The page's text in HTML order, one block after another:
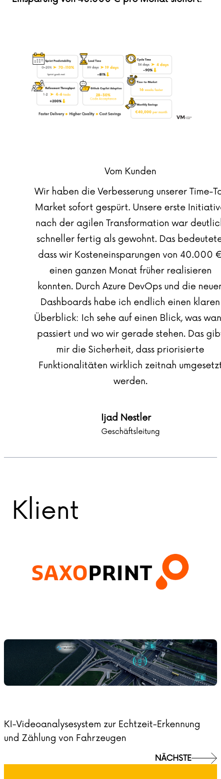
Vom Kunden
Wir haben die Verbesserung unserer Time-
Market sofort gespürt. Unsere erste
nach der agilen Transformation war
schneller fertig als gewohnt. Das
dass wir Kosteneinsparungen von 40.000
einen ganzen Monat früher realisieren
konnten. Durch Azure DevOps und die
Dashboards habe ich endlich einen klaren
Überblick: Ich sehe auf einen Blick, was
passiert und wo wir gerade stehen. Das
mir die Sicherheit, dass priorisierte
Funktionalitäten wirklich zeitnah
werden.
Ijad Nestler
Geschäftsleitung
Klient
KI-Videoanalysesystem zur Echtzeit-Erkennung
und Zählung von Fahrzeugen
NÄCHSTE